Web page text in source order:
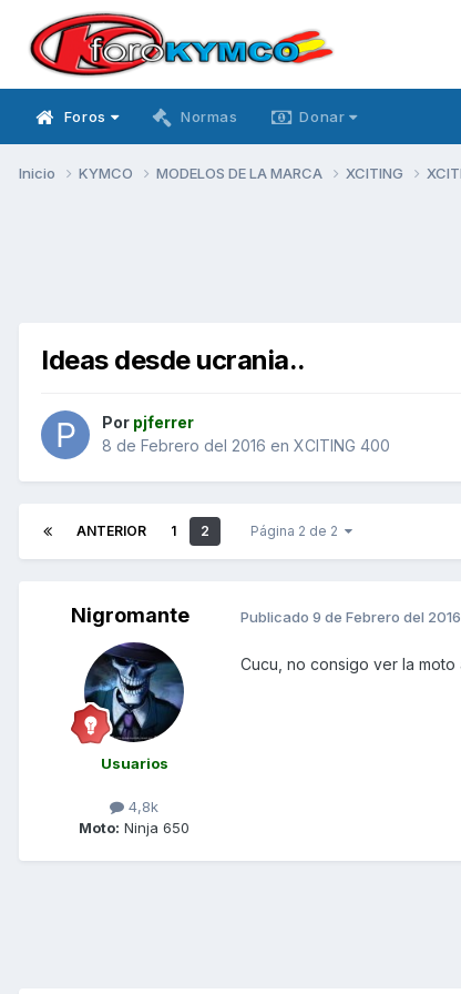
Foros Normas Donar
Inicio KYMCO MODELOS DE LA MARCA XCITING
Ideas desde ucrania..
Por pjferrer
8 de Febrero del 2016 en XCITING 400
ANTERIOR 1 2 Página 2 de 2
Nigromante
Usuarios
4,8k
Moto: Ninja 650
Publicado 9 de Febrero del 2016
Cucu, no consigo ver la